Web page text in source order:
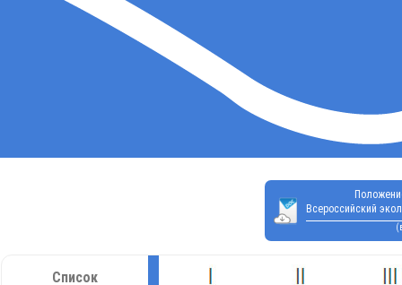
Всероссийский
Список